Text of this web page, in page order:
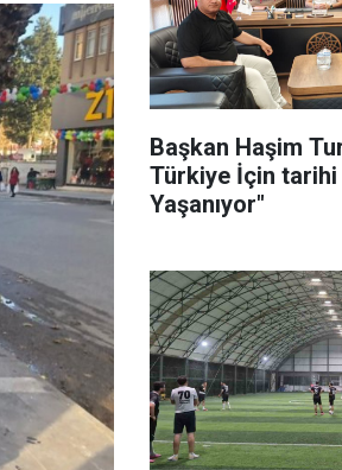
Başkan Haşim
Türkiye İçin
Yaşanıyor"